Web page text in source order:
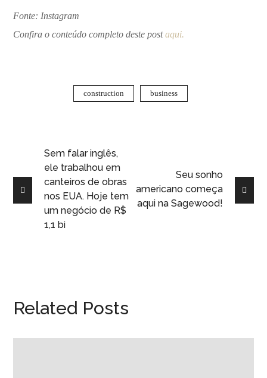
Fonte: Instagram
Confira o conteúdo completo deste postaqui.
construction business
Sem falar inglês,
ele trabalhou em
canteiros de obras
nos EUA. Hoje tem
um negócio de R$
1,1 bi
Seu sonho
americano começa
aqui na Sagewood!
Related Posts